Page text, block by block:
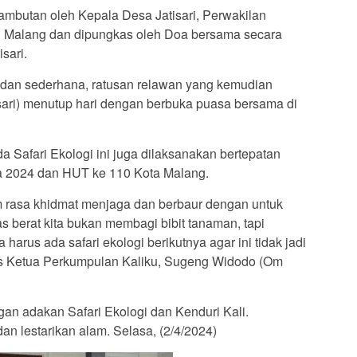
oleh Kepala Desa Jatisari, Perwakilan
dan dipungkas oleh Doa bersama secara
sederhana, ratusan relawan yang kemudian
menutup hari dengan berbuka puasa bersama di
Safari Ekologi ini juga dilaksanakan bertepatan
dan HUT ke 110 Kota Malang.
khidmat menjaga dan berbaur dengan untuk
berat kita bukan membagi bibit tanaman, tapi
harus ada safari ekologi berikutnya agar ini tidak jadi
Ketua Perkumpulan Kaliku, Sugeng Widodo (Om
adakan Safari Ekologi dan Kenduri Kali.
lestarikan alam. Selasa, (2/4/2024)